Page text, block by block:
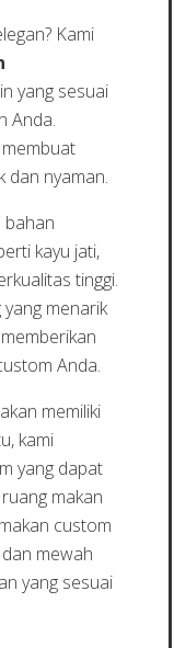
Kami
yang sesuai
Anda.
dan nyaman.
bahan
kayu jati,
tinggi.
menarik
Anda.
memiliki
kami
yang dapat
makan
custom
mewah
yang sesuai